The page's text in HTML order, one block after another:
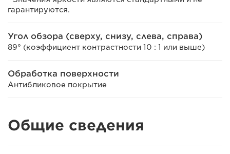
гарантируются.
Угол обзора (сверху, снизу, слева, справа)
89° (коэффициент контрастности 10 : 1 или выше)
Обработка поверхности
Антибликовое покрытие
Общие сведения